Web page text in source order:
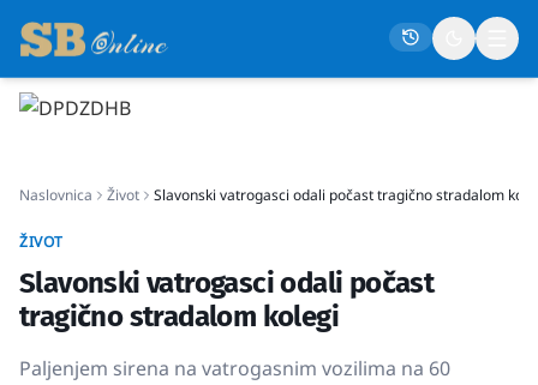
Društvo
Politika
Gospodarstvo
Život
Crna kronika
Naslovnica Život Slavonski vatrogasci odali počast tragično stradalom
ŽIVOT
Slavonski vatrogasci odali počast
tragično stradalom kolegi
Paljenjem sirena na vatrogasnim vozilima na 60